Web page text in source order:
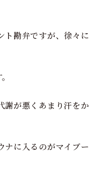
ト勘弁ですが、徐々に
謝が悪くあまり汗をか
ナに入るのがマイブー